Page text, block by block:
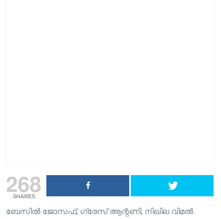
268
SHARES
ബേസിൽ ജോസഫ്, ഗ്രേസ് ആന്റണി, നിഖില വിമൽ